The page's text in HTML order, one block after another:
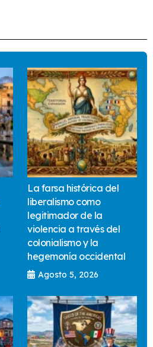
La farsa histórica del
liberalismo como
legitimador de la
violencia a través del
colonialismo y la
hegemonía occidental
Agosto 5, 2026